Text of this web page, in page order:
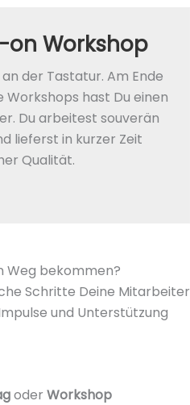
Workshop
der Tastatur. Am Ende
Workshops hast Du einen
Du arbeitest souverän
lieferst in kurzer Zeit
Qualität.
Weg bekommen?
Schritte Deine Mitarbeiter
und Unterstützung
oder Workshop